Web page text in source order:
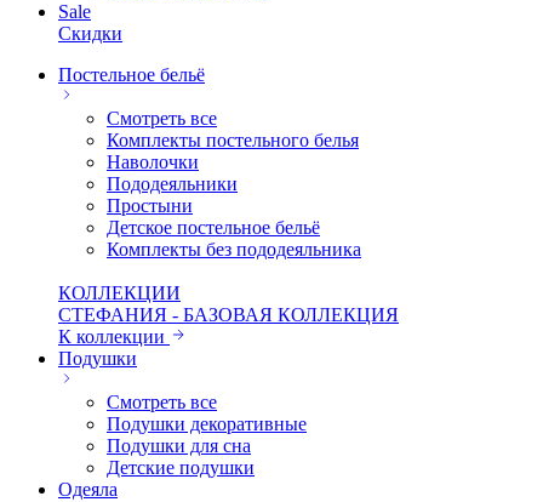
Sale
Скидки
Постельное бельё
Смотреть все
Комплекты постельного белья
Наволочки
Пододеяльники
Простыни
Детское постельное бельё
Комплекты без пододеяльника
КОЛЛЕКЦИИ
СТЕФАНИЯ - БАЗОВАЯ КОЛЛЕКЦИЯ
К коллекции
Подушки
Смотреть все
Подушки декоративные
Подушки для сна
Детские подушки
Одеяла